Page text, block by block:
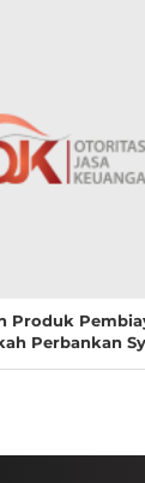
Produk
Perbankan